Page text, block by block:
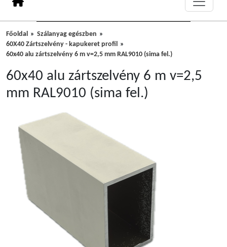
Főoldal
Szálanyag egészben
60X40 Zártszelvény - kapukeret profil
60x40 alu zártszelvény 6 m v=2,5 mm RAL9010 (sima fel.)
60x40 alu zártszelvény 6 m v=2,5
mm RAL9010 (sima fel.)